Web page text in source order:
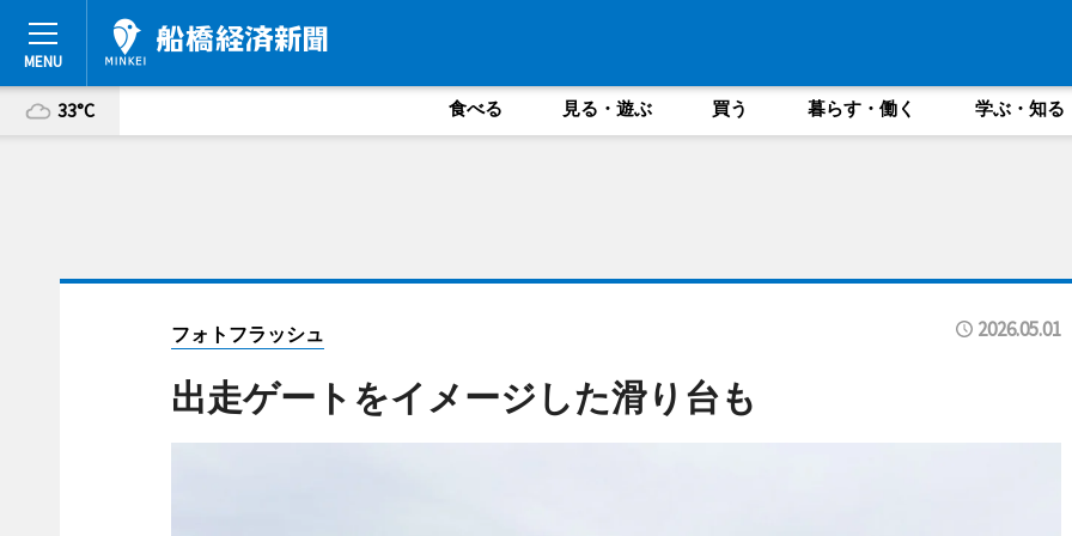
33°C 食べる 見る・遊ぶ 買う 暮らす・働く 学ぶ・知る
フォトフラッシュ 2026.05.01
出走ゲートをイメージした滑り台も